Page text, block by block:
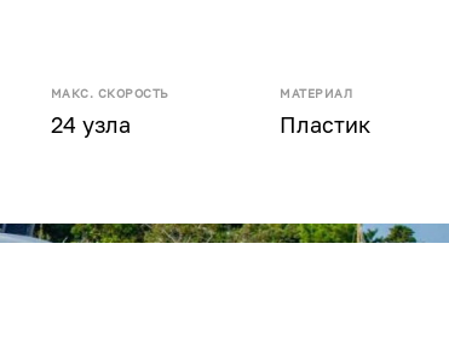
МАКС. СКОРОСТЬ
24 узла
МАТЕРИАЛ
Пластик